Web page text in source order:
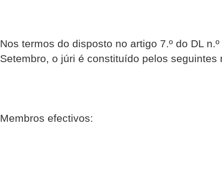
Nos termos do disposto no artigo 7.º do DL
Setembro, o júri é constituído pelos seguintes
Membros efectivos: